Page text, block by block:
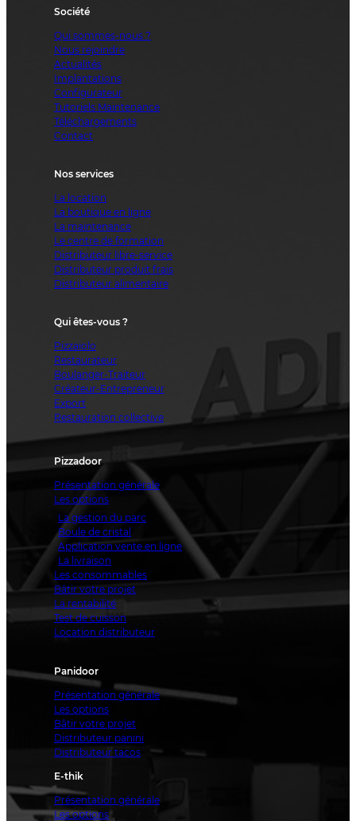
Société
Qui sommes-nous ?
Nous rejoindre
Actualités
Implantations
Configurateur
Tutoriels Maintenance
Téléchargements
Contact
Nos services
La location
La boutique en ligne
La maintenance
Le centre de formation
Distributeur libre-service
Distributeur produit frais
Distributeur alimentaire
Qui êtes-vous ?
Pizzaiolo
Restaurateur
Boulanger-Traiteur
Créateur-Entrepreneur
Export
Restauration collective
Pizzadoor
Présentation générale
Les options
La gestion du parc
Boule de cristal
Application vente en ligne
La livraison
Les consommables
Bâtir votre projet
La rentabilité
Test de cuisson
Location distributeur
Panidoor
Présentation générale
Les options
Bâtir votre projet
Distributeur panini
Distributeur tacos
E-thik
Présentation générale
Les options